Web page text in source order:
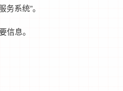
系统”。
信息。